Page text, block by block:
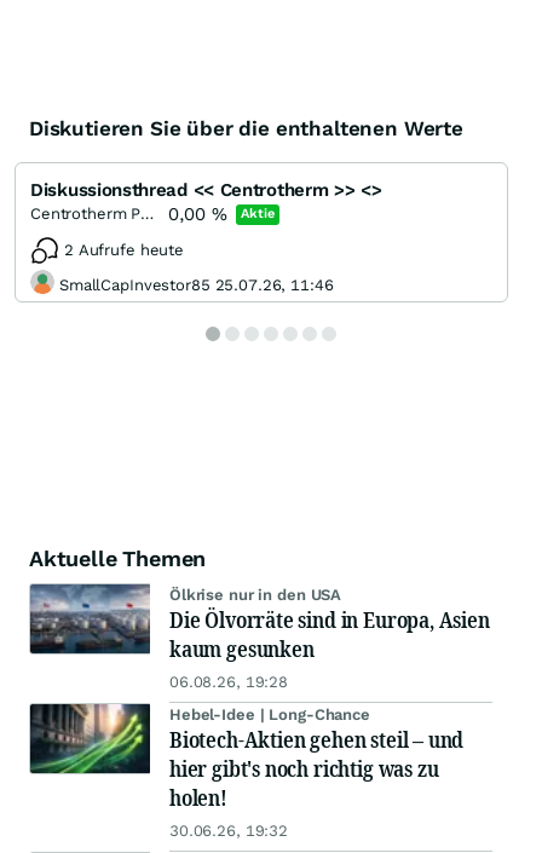
Diskutieren Sie über die enthaltenen Werte
Diskussionsthread << Centrotherm >> <>
Centrotherm Photovoltaics 0,00 % Aktie
2 Aufrufe heute
SmallCapInvestor85 25.07.26, 11:46
Aktuelle Themen
Ölkrise nur in den USA
Die Ölvorräte sind in Europa, Asien
kaum gesunken
06.08.26, 19:28
Hebel-Idee | Long-Chance
Biotech-Aktien gehen steil – und
hier gibt's noch richtig was zu
holen!
30.06.26, 19:32